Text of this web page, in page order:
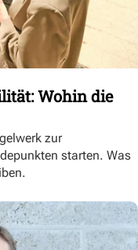
Wohin die
zur
starten. Was